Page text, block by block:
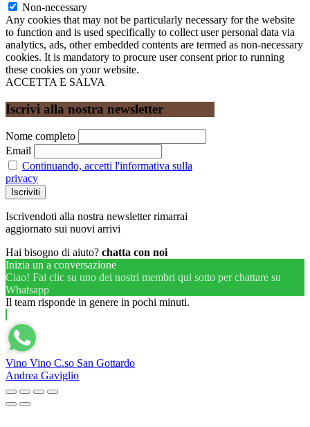
Non-necessary
Any cookies that may not be particularly necessary for the website
to function and is used specifically to collect user personal data via
analytics, ads, other embedded contents are termed as non-necessary
cookies. It is mandatory to procure user consent prior to running
these cookies on your website.
ACCETTA E SALVA
Iscrivi alla nostra newsletter
Nome completo
Email
Continuando, accetti l'informativa sulla
privacy
Iscrivendoti alla nostra newsletter rimarrai
aggiornato sui nuovi arrivi
Hai bisogno di aiuto? chatta con noi
Inizia un a conversazione
Ciao! Fai clic su uno dei nostri membri qui sotto per chattare su
Whatsapp
Il team risponde in genere in pochi minuti.
Vino Vino C.so San Gottardo
Andrea Gaviglio